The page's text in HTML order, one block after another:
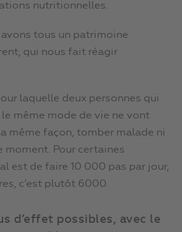
nutritionnelles.
avons tous un patrimoine
qui nous fait réagir
laquelle deux personnes qui
même mode de vie ne vont
même façon, tomber malade ni
moment. Pour certaines
est de faire 10 000 pas par jour,
c’est plutôt 6000.
d’effet possibles, avec le